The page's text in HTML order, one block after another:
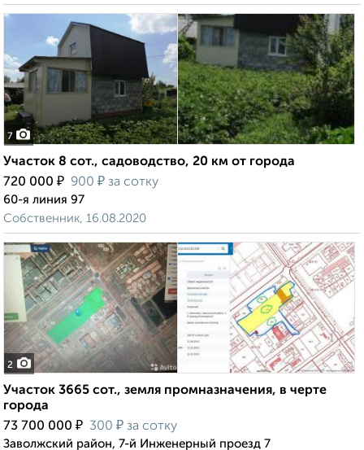
7
Участок 8 сот., садоводство, 20 км от города
720 000 ₽ 900 ₽ за сотку
60-я линия 97
Собственник, 16.08.2020
2
Участок 3665 сот., земля промназначения, в черте
города
73 700 000 ₽ 300 ₽ за сотку
Заволжский район, 7-й Инженерный проезд 7